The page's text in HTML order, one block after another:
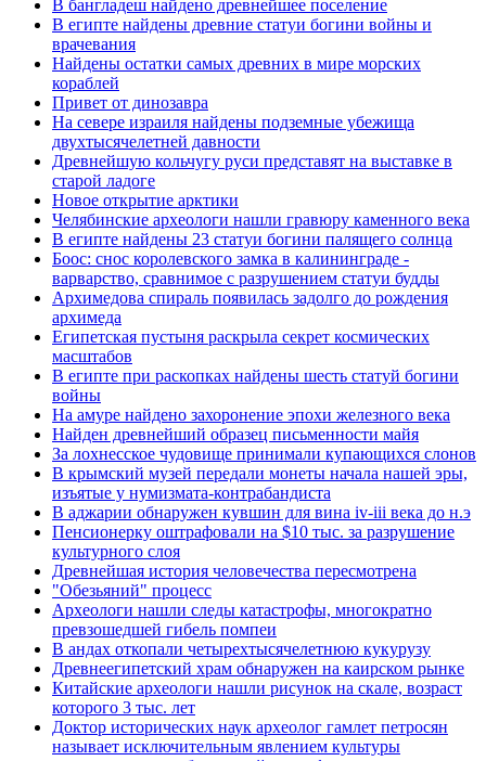
В бангладеш найдено древнейшее поселение
В египте найдены древние статуи богини войны и
врачевания
Найдены остатки самых древних в мире морских
кораблей
Привет от динозавра
На севере израиля найдены подземные убежища
двухтысячелетней давности
Древнейшую кольчугу руси представят на выставке в
старой ладоге
Новое открытие арктики
Челябинские археологи нашли гравюру каменного века
В египте найдены 23 статуи богини палящего солнца
Боос: снос королевского замка в калининграде -
варварство, сравнимое с разрушением статуи будды
Архимедова спираль появилась задолго до рождения
архимеда
Египетская пустыня раскрыла секрет космических
масштабов
В египте при раскопках найдены шесть статуй богини
войны
На амуре найдено захоронение эпохи железного века
Найден древнейший образец письменности майя
За лохнесское чудовище принимали купающихся слонов
В крымский музей передали монеты начала нашей эры,
изъятые у нумизмата-контрабандиста
В аджарии обнаружен кувшин для вина iv-iii века до н.э
Пенсионерку оштрафовали на $10 тыс. за разрушение
культурного слоя
Древнейшая история человечества пересмотрена
"Обезьяний" процесс
Археологи нашли следы катастрофы, многократно
превзошедшей гибель помпеи
В андах откопали четырехтысячелетнюю кукурузу
Древнеегипетский храм обнаружен на каирском рынке
Китайские археологи нашли рисунок на скале, возраст
которого 3 тыс. лет
Доктор исторических наук археолог гамлет петросян
называет исключительным явлением культуры